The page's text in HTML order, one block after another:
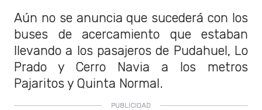
Aún no se anuncia que sucederá con los
buses de acercamiento que estaban
llevando a los pasajeros de Pudahuel, Lo
Prado y Cerro Navia a los metros
Pajaritos y Quinta Normal.